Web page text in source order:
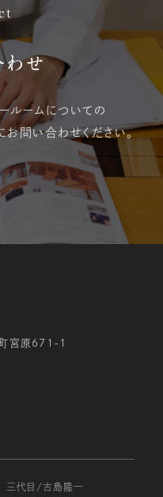
わせ
ールームについての
お問い合わせください。
宮原671-1
三代目/古島隆一